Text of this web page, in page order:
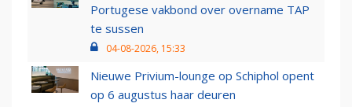
Portugese vakbond over overname TAP
te sussen
04-08-2026, 15:33
Nieuwe Privium-lounge op Schiphol opent
op 6 augustus haar deuren